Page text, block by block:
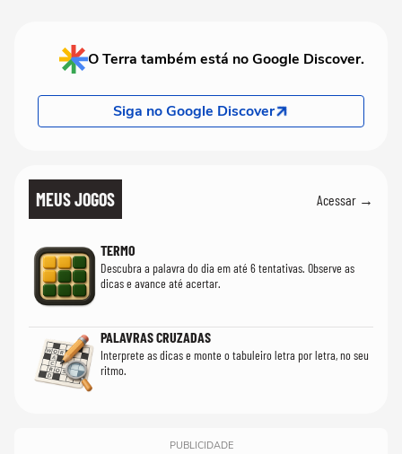
O Terra também está no Google Discover.
Siga no Google Discover
MEUS JOGOS Acessar →
TERMO
Descubra a palavra do dia em até 6 tentativas. Observe as
dicas e avance até acertar.
PALAVRAS CRUZADAS
Interprete as dicas e monte o tabuleiro letra por letra, no seu
ritmo.
PUBLICIDADE